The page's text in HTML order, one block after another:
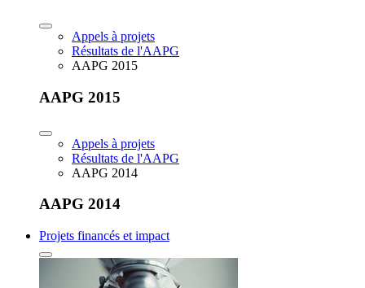
Appels à projets
Résultats de l'AAPG
AAPG 2015
AAPG 2015
Appels à projets
Résultats de l'AAPG
AAPG 2014
AAPG 2014
Projets financés et impact